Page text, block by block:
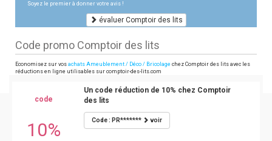
Soyez le premier à donner votre avis !
évaluer Comptoir des lits
Code promo Comptoir des lits
Economisez sur vos achats Ameublement / Déco / Bricolage chez Comptoir des lits avec les
réductions en ligne utilisables sur comptoir-des-lits.com
code
10%
Un code réduction de 10% chez Comptoir
des lits
Code : PR******* voir